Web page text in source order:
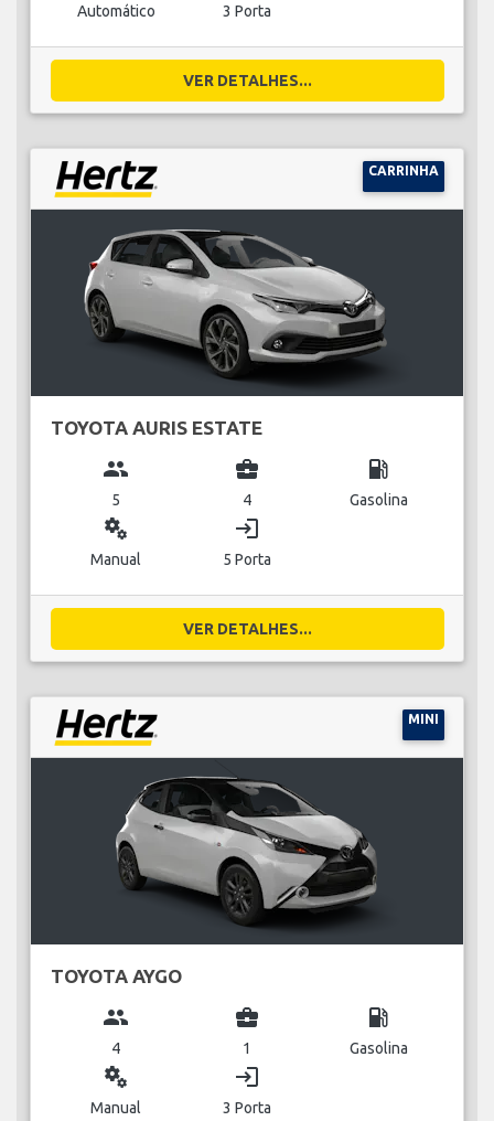
Automático 3 Porta
VER DETALHES...
CARRINHA
TOYOTA AURIS ESTATE
group
5
business_center
4
local_gas_station
Gasolina
miscellaneous_services
Manual
login
5 Porta
VER DETALHES...
MINI
TOYOTA AYGO
group
4
business_center
1
local_gas_station
Gasolina
miscellaneous_services
Manual
login
3 Porta